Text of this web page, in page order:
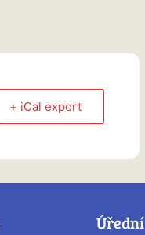
+ iCal export